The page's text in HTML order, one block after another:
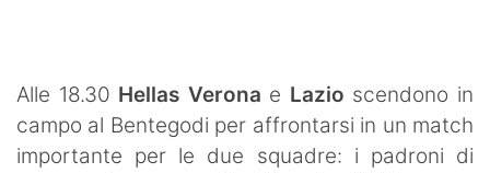
Vela
SHOP LAZIO
Alle 18.30 Hellas Verona e Lazio scendono in
campo al Bentegodi per affrontarsi in un match
importante per le due squadre: i padroni di